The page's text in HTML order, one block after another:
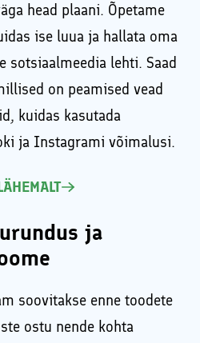
head plaani. Õpetame
ise luua ja hallata oma
sotsiaalmeedia lehti. Saad
on peamised vead
kuidas kasutada
ja Instagrami võimalusi.
ja
soovitakse enne toodete
ostu nende kohta